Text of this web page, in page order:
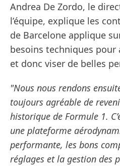
Andrea De Zordo, le
l’équipe, explique les
de Barcelone applique
besoins techniques pour
et donc viser de belles
"Nous nous rendons
toujours agréable de
historique de Formule 1.
une plateforme
performante, les bons
réglages et la gestion des